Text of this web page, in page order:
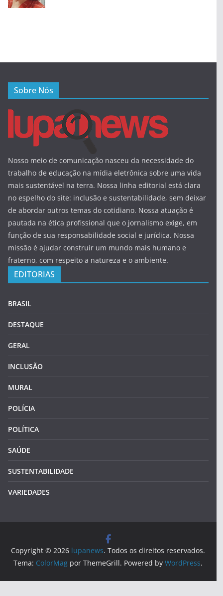
Sobre Nós
Nosso meio de comunicação nasceu da necessidade do
trabalho de educação na mídia eletrônica sobre uma vida
mais sustentável na terra. Nossa linha editorial está clara
no espelho do site: inclusão e sustentabilidade, sem deixar
de abordar outros temas do cotidiano. Nossa atuação é
pautada na ética profissional que o jornalismo exige, em
função de sua responsabilidade social e jurídica. Nossa
missão é ajudar construir um mundo mais humano e
fraterno, com respeito a natureza e o ambiente.
EDITORIAS
BRASIL
DESTAQUE
GERAL
INCLUSÃO
MURAL
POLÍCIA
POLÍTICA
SAÚDE
SUSTENTABILIDADE
VARIEDADES
Copyright © 2026 lupanews. Todos os direitos reservados.
Tema: ColorMag por ThemeGrill. Powered byWordPress.